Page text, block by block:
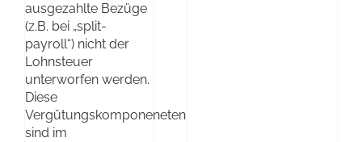
ausgezahlte Bezüge
(z.B. bei „split-
payroll“) nicht der
Lohnsteuer
unterworfen werden.
Diese
Vergütungskomponeneten
sind im